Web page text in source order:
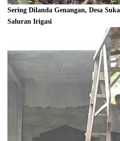
Sering Dilanda Genangan, Desa
Saluran Irigasi